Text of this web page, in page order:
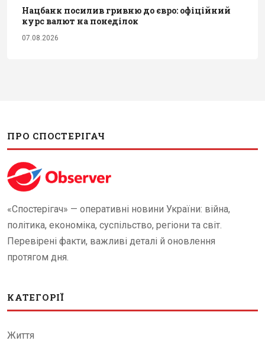
Нацбанк посилив гривню до євро: офіційний
курс валют на понеділок
07.08.2026
ПРО СПОСТЕРІГАЧ
«Спостерігач» — оперативні новини України: війна,
політика, економіка, суспільство, регіони та світ.
Перевірені факти, важливі деталі й оновлення
протягом дня.
КАТЕГОРІЇ
Життя